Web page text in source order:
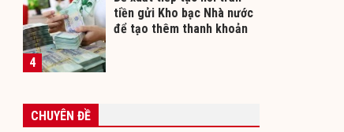
4
tiền gửi Kho bạc Nhà nước
để tạo thêm thanh khoản
CHUYÊN ĐỀ